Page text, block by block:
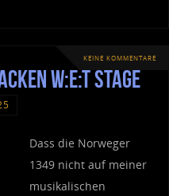
KEINE KOMMENTARE
W:E:T Stage
Dass die Norweger
1349 nicht auf meiner
musikalischen